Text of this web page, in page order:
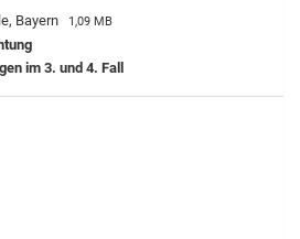
Bayern 1,09 MB
im 3. und 4. Fall